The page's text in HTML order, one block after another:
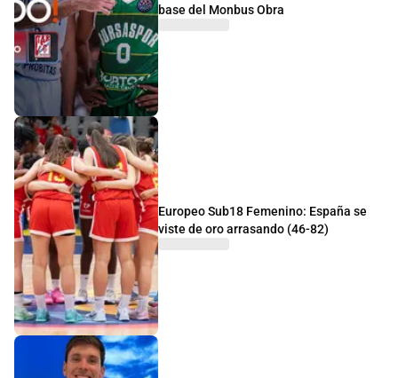
base del Monbus Obra
Europeo Sub18 Femenino: España se
viste de oro arrasando (46-82)